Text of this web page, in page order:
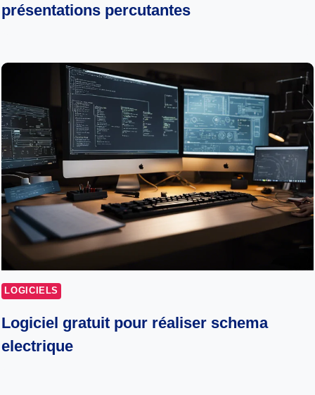
présentations percutantes
LOGICIELS
Logiciel gratuit pour réaliser schema
electrique